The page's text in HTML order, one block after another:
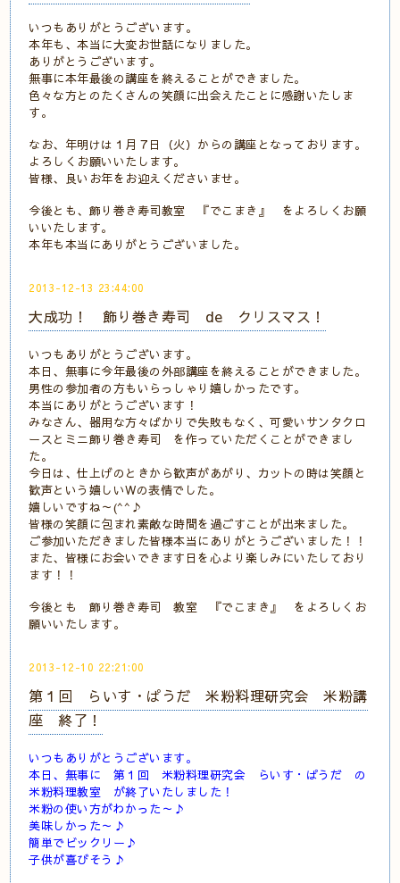
いつもありがとうございます。
本年も、本当に大変お世話になりました。
ありがとうございます。
無事に本年最後の講座を終えることができました。
色々な方とのたくさんの笑顔に出会えたことに感謝いたしま
す。
なお、年明けは１月７日（火）からの講座となっております。
よろしくお願いいたします。
皆様、良いお年をお迎えくださいませ。
今後とも、飾り巻き寿司教室 『でこまき』 をよろしくお願
いいたします。
本年も本当にありがとうございました。
2013-12-13 23:44:00
大成功！ 飾り巻き寿司 de クリスマス！
いつもありがとうございます。
本日、無事に今年最後の外部講座を終えることができました。
男性の参加者の方もいらっしゃり嬉しかったです。
本当にありがとうございます！
みなさん、器用な方々ばかりで失敗もなく、可愛いサンタクロ
ースとミニ飾り巻き寿司 を作っていただくことができまし
た。
今日は、仕上げのときから歓声があがり、カットの時は笑顔と
歓声という嬉しいWの表情でした。
嬉しいですね～(^^♪
皆様の笑顔に包まれ素敵な時間を過ごすことが出来ました。
ご参加いただきました皆様本当にありがとうございました！！
また、皆様にお会いできます日を心より楽しみにいたしており
ます！！
今後とも 飾り巻き寿司 教室 『でこまき』 をよろしくお
願いいたします。
2013-12-10 22:21:00
第１回 らいす・ぱうだ 米粉料理研究会 米粉講
座 終了！
いつもありがとうございます。
本日、無事に 第１回 米粉料理研究会 らいす・ぱうだ の
米粉料理教室 が終了いたしました！
米粉の使い方がわかった～♪
美味しかった～♪
簡単でビックリー♪
子供が喜びそう♪